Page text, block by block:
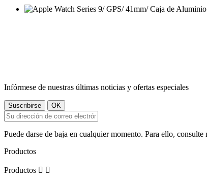
Infórmese de nuestras últimas noticias y ofertas especiales
Puede darse de baja en cualquier momento. Para ello,
Productos
Productos  